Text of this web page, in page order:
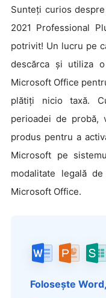
Sunteți curios
2021 Professional
potrivit! Un lucru pe
descărca și utiliza
Microsoft Office
plătiți nicio taxă.
perioadei de probă,
produs pentru a
Microsoft pe
modalitate legală
Microsoft Office.
Folosește